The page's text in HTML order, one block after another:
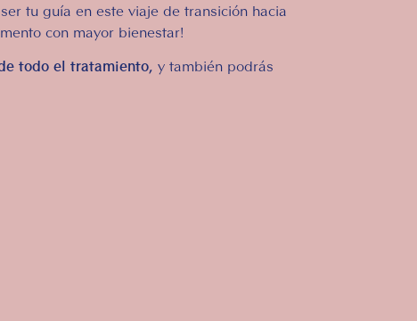
tu guía en este viaje de transición hacia
con mayor bienestar!
todo el tratamiento, y también podrás